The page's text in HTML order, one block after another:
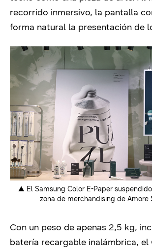
recorrido inmersivo, la pantalla
forma natural la presentación de
▲ El Samsung Color E-Paper
zona de merchandising de Amore
Con un peso de apenas 2,5 kg,
batería recargable inalámbrica, el